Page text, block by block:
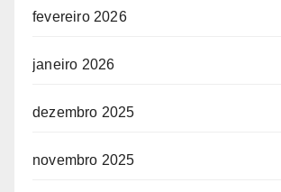
fevereiro 2026
janeiro 2026
dezembro 2025
novembro 2025